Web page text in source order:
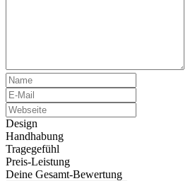
Design
Handhabung
Tragegefühl
Preis-Leistung
Deine Gesamt-Bewertung